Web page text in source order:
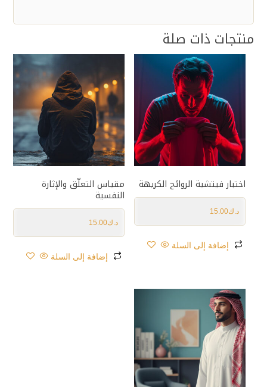
منتجات ذات صلة
اختبار فيتشية الروائح الكريهة
د.ك15.00
إضافة إلى السلة
مقياس التعلّق والإثارة
النفسية
د.ك15.00
إضافة إلى السلة